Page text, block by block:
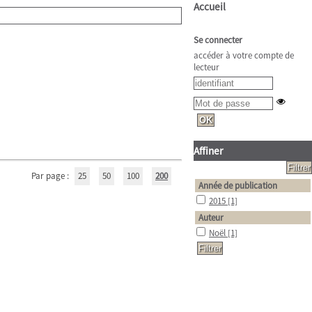
Par page : 25 50 100 200
Accueil
Se connecter
accéder à votre compte de
lecteur
Affiner
Année de publication
2015 [1]
Auteur
Noël [1]